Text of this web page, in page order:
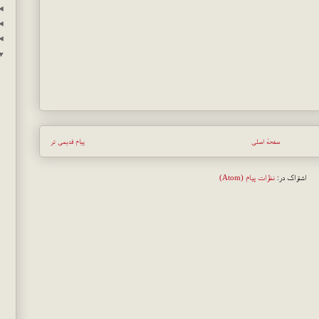
پیام قدیمی تر صفحهٔ اصلی
اشتراک در:نظرات پیام (Atom)